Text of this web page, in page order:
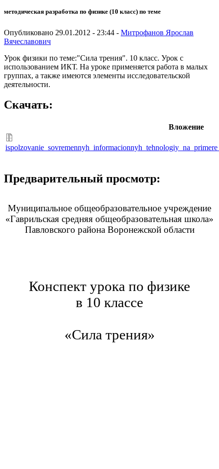
методическая разработка по физике (10 класс) по теме
Опубликовано 29.01.2012 - 23:44 - Митрофанов Ярослав
Вячеславович
Урок физики по теме:"Сила трения". 10 класс. Урок с
использованием ИКТ. На уроке применяется работа в малых
группах, а также имеются элементы исследовательской
деятельности.
Скачать:
Вложение
Предварительный просмотр:
Муниципальное общеобразовательное учреждение
«Гаврильская средняя общеобразовательная школа»
Павловского района Воронежской области
Конспект урока по физике
в 10 классе
«Сила трения»